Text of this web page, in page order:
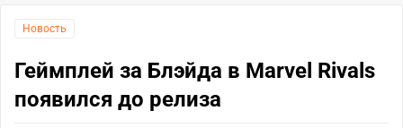
Новость
Геймплей за Блэйда в Marvel Rivals
появился до релиза